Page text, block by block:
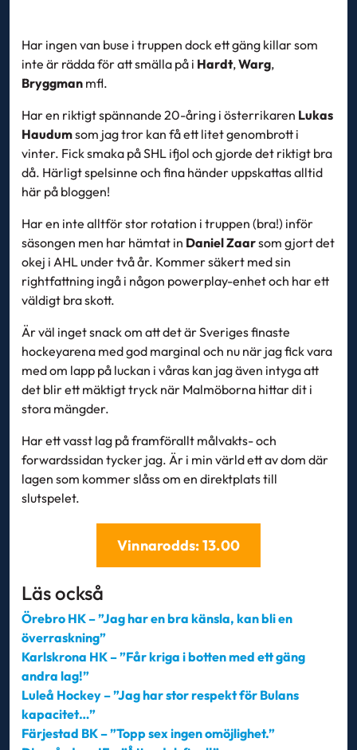
Har ingen van buse i truppen dock ett gäng killar som
inte är rädda för att smälla på i Hardt,Warg,
Bryggman mfl.
Har en riktigt spännande 20-åring i österrikaren Lukas
Haudumsom jag tror kan få ett litet genombrott i
vinter. Fick smaka på SHL ifjol och gjorde det riktigt bra
då. Härligt spelsinne och fina händer uppskattas alltid
här på bloggen!
Har en inte alltför stor rotation i truppen (bra!) inför
säsongen men har hämtat in Daniel Zaarsom gjort det
okej i AHL under två år. Kommer säkert med sin
rightfattning ingå i någon powerplay-enhet och har ett
väldigt bra skott.
Är väl inget snack om att det är Sveriges finaste
hockeyarena med god marginal och nu när jag fick vara
med om lapp på luckan i våras kan jag även intyga att
det blir ett mäktigt tryck när Malmöborna hittar dit i
stora mängder.
Har ett vasst lag på framförallt målvakts- och
forwardssidan tycker jag. Är i min värld ett av dom där
lagen som kommer slåss om en direktplats till
slutspelet.
Vinnarodds: 13.00
Läs också
Örebro HK – ”Jag har en bra känsla, kan bli en
överraskning”
Karlskrona HK – ”Får kriga i botten med ett gäng
andra lag!”
Luleå Hockey – ”Jag har stor respekt för Bulans
kapacitet…”
Färjestad BK – ”Topp sex ingen omöjlighet.”